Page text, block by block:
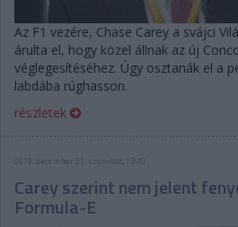
Az F1 vezére, Chase Carey a svájci
árulta el, hogy közel állnak az új
véglegesítéséhez. Úgy osztanák el a
labdába rúghasson.
részletek
2019. december 21. szombat, 13:40
Carey szerint nem jelent
Formula-E